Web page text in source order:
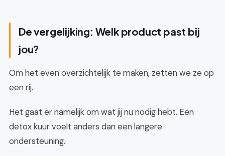
De vergelijking: Welk product past bij
jou?
Om het even overzichtelijk te maken, zetten we ze op
een rij.
Het gaat er namelijk om wat jij nu nodig hebt. Een
detox kuur voelt anders dan een langere
ondersteuning.